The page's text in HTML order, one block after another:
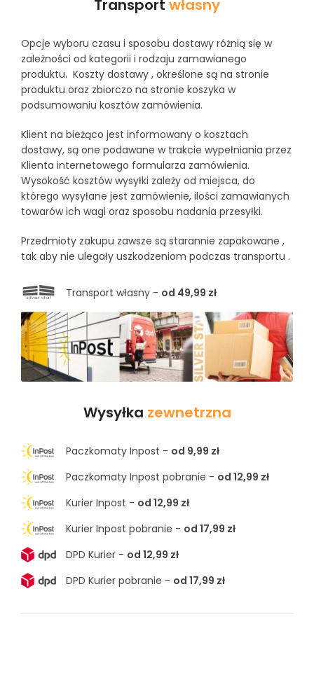
Transport własny
Opcje wyboru czasu i sposobu dostawy różnią się w
zależności od kategorii i rodzaju zamawianego
produktu. Koszty dostawy , określone są na stronie
produktu oraz zbiorczo na stronie koszyka w
podsumowaniu kosztów zamówienia.
Klient na bieżąco jest informowany o kosztach
dostawy, są one podawane w trakcie wypełniania przez
Klienta internetowego formularza zamówienia.
Wysokość kosztów wysyłki zależy od miejsca, do
którego wysyłane jest zamówienie, ilości zamawianych
towarów ich wagi oraz sposobu nadania przesyłki.
Przedmioty zakupu zawsze są starannie zapakowane ,
tak aby nie ulegały uszkodzeniom podczas transportu .
Transport własny - od 49,99 zł
Wysyłka zewnetrzna
Paczkomaty Inpost - od 9,99 zł
Paczkomaty Inpost pobranie - od 12,99 zł
Kurier Inpost - od 12,99 zł
Kurier Inpost pobranie - od 17,99 zł
DPD Kurier - od 12,99 zł
DPD Kurier pobranie - od 17,99 zł